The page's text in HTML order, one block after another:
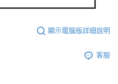
顯示電腦版詳細說明
客服